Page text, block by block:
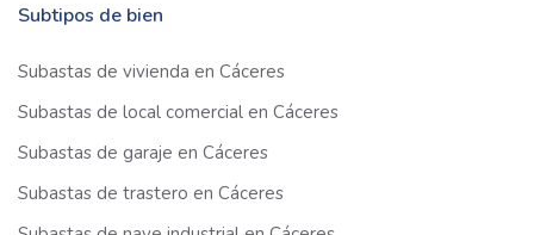
Subtipos de bien
Subastas de vivienda en Cáceres
Subastas de local comercial en Cáceres
Subastas de garaje en Cáceres
Subastas de trastero en Cáceres